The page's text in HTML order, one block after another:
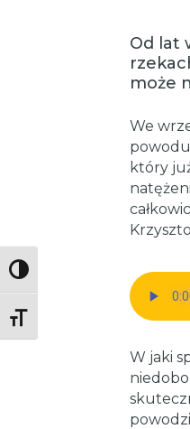
Toggle High Contrast
Toggle Font size
Od lat
może
We
który
W jaki